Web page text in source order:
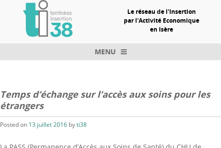
Le réseau de l'Insertion
par l'Activité Economique
en Isère
MENU
Temps d’échange sur l’accès aux soins pour les
étrangers
Posted on 13 juillet 2016 byti38